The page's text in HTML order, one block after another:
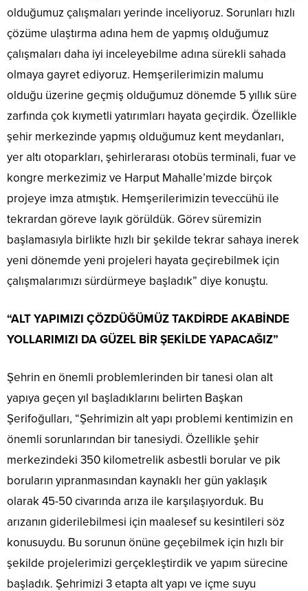
olduğumuz çalışmaları yerinde inceliyoruz. Sorunları hızlı
çözüme ulaştırma adına hem de yapmış olduğumuz
çalışmaları daha iyi inceleyebilme adına sürekli sahada
olmaya gayret ediyoruz. Hemşerilerimizin malumu
olduğu üzerine geçmiş olduğumuz dönemde 5 yıllık süre
zarfında çok kıymetli yatırımları hayata geçirdik. Özellikle
şehir merkezinde yapmış olduğumuz kent meydanları,
yer altı otoparkları, şehirlerarası otobüs terminali, fuar ve
kongre merkezimiz ve Harput Mahalle’mizde birçok
projeye imza atmıştık. Hemşerilerimizin teveccühü ile
tekrardan göreve layık görüldük. Görev süremizin
başlamasıyla birlikte hızlı bir şekilde tekrar sahaya inerek
yeni dönemde yeni projeleri hayata geçirebilmek için
çalışmalarımızı sürdürmeye başladık” diye konuştu.
“ALT YAPIMIZI ÇÖZDÜĞÜMÜZ TAKDİRDE AKABİNDE
YOLLARIMIZI DA GÜZEL BİR ŞEKİLDE YAPACAĞIZ”
Şehrin en önemli problemlerinden bir tanesi olan alt
yapıya geçen yıl başladıklarını belirten Başkan
Şerifoğulları, “Şehrimizin alt yapı problemi kentimizin en
önemli sorunlarından bir tanesiydi. Özellikle şehir
merkezindeki 350 kilometrelik asbestli borular ve pik
boruların yıpranmasından kaynaklı her gün yaklaşık
olarak 45-50 civarında arıza ile karşılaşıyorduk. Bu
arızanın giderilebilmesi için maalesef su kesintileri söz
konusuydu. Bu sorunun önüne geçebilmek için hızlı bir
şekilde projelerimizi gerçekleştirdik ve yapım sürecine
başladık. Şehrimizi 3 etapta alt yapı ve içme suyu